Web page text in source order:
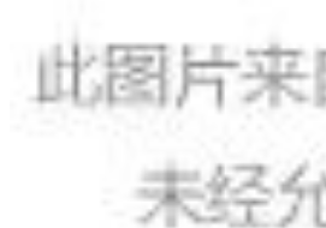
高考倒计时10天！那些努力过的日
数！此时的你，或许充满干劲，又或
高考倒计时10天！那些努力过的日